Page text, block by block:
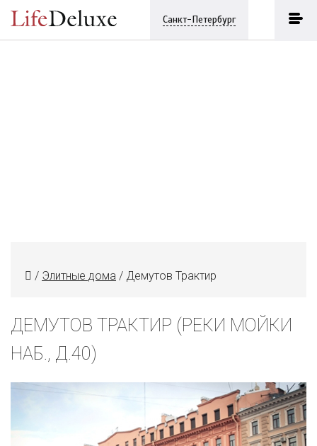
Санкт-Петербург
/ Элитные дома / Демутов Трактир
ДЕМУТОВ ТРАКТИР (РЕКИ МОЙКИ
НАБ., Д.40)